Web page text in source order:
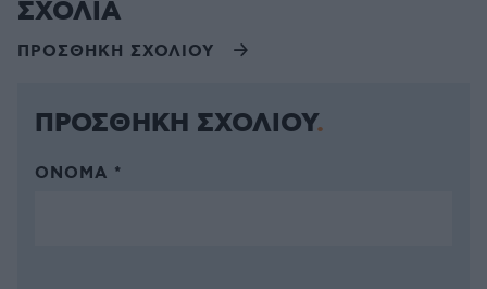
ΣΧΟΛΙΑ
ΠΡΟΣΘΗΚΗ ΣΧΟΛΙΟΥ
ΠΡΟΣΘΗΚΗ ΣΧΟΛΙΟΥ
ΌΝΟΜΑ *